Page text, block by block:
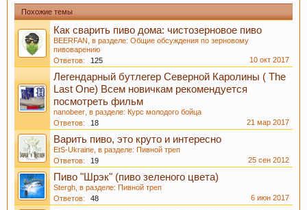
информацию, как повествование о чужом
опыте, и в случае необходимости
переспрашивайте!
Уважаемы пивовары и модераторы форума!
При создании темы, убедительная просьба
добавлять Ключевые слова. Данная функция
позволяет новичкам форума быстро находить
нужную информацию по Облаку тэгов справа.
Просьба к модераторам форума, так же помочь
и по возможности прописать в существующих
темах ключевые слова внизу страницы.
Спасибо! С уважением, администрация
форума.
Похожие темы
Как сварить пиво дома: чистозерновое пиво
BEERFAN , в разделе: Общие обсуждения по зерновому
пивоварению
Ответов:
125 10 окт 2017
Легендарный бутлегер Северной Каролины ( The
Last One) Всем новичкам рекомендуется
посмотреть фильм
nanobeer , в разделе: Курс молодого бойца
Ответов:
18 21 мар 2017
Варить пиво, это круто и интересно
EtS-Ukraine , в разделе: Пивной треп
Ответов:
19 25 сен 2012
Пиво "Шрэк" (пиво зеленого цвета)
Stergh , в разделе: Пивной треп
Ответов:
48 6 июн 2017